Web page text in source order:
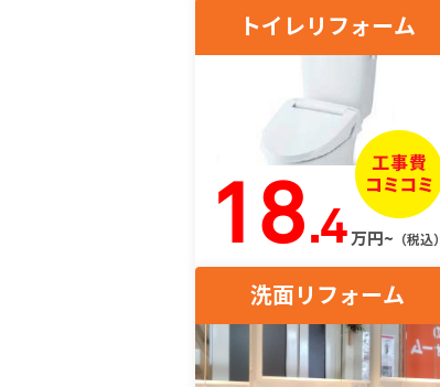
トイレリフォーム
18.4万円~ （税込）
洗面リフォーム